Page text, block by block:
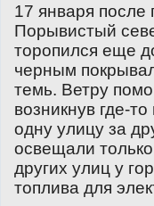
17 января после
Порывистый
торопился еще
черным
темь. Ветру
возникнув где-
одну улицу за
освещали
других улиц у
топлива для